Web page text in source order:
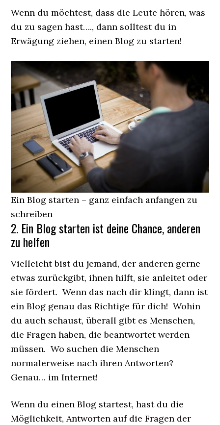
Wenn du möchtest, dass die Leute hören, was
du zu sagen hast…., dann solltest du in
Erwägung ziehen, einen Blog zu starten!
Ein Blog starten – ganz einfach anfangen zu
schreiben
2. Ein Blog starten ist deine Chance, anderen
zu helfen
Vielleicht bist du jemand, der anderen gerne
etwas zurückgibt, ihnen hilft, sie anleitet oder
sie fördert. Wenn das nach dir klingt, dann ist
ein Blog genau das Richtige für dich! Wohin
du auch schaust, überall gibt es Menschen,
die Fragen haben, die beantwortet werden
müssen. Wo suchen die Menschen
normalerweise nach ihren Antworten?
Genau… im Internet!
Wenn du einen Blog startest, hast du die
Möglichkeit, Antworten auf die Fragen der